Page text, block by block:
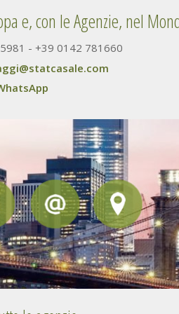
e, con le Agenzie, nel
- +39 0142 781660